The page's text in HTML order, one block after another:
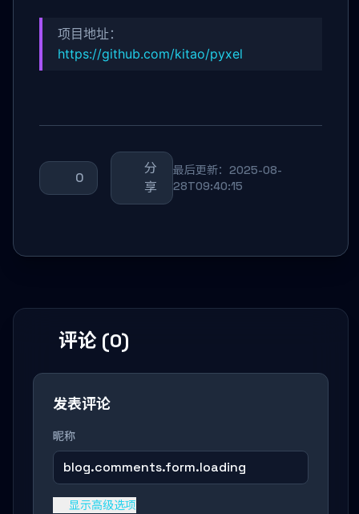
项目地址：
https://github.com/kitao/pyxel
0
分
享
最后更新：2025-08-
28T09:40:15
评论 (0)
发表评论
昵称
blog.comments.form.loading
显示高级选项